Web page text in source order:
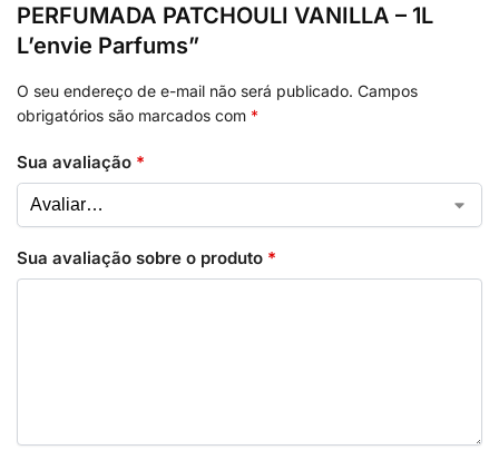
PERFUMADA PATCHOULI VANILLA – 1L
L’envie Parfums”
O seu endereço de e-mail não será publicado. Campos
obrigatórios são marcados com *
Sua avaliação *
Sua avaliação sobre o produto *